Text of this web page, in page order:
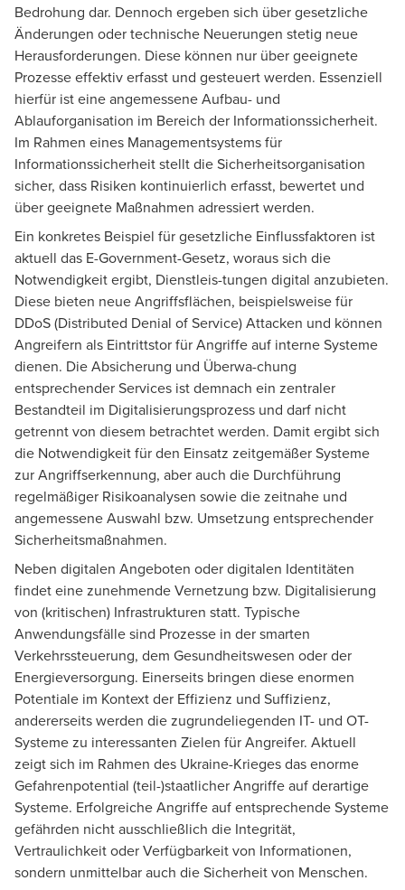
Bedrohung dar. Dennoch ergeben sich über gesetzliche
Änderungen oder technische Neuerungen stetig neue
Herausforderungen. Diese können nur über geeignete
Prozesse effektiv erfasst und gesteuert werden. Essenziell
hierfür ist eine angemessene Aufbau- und
Ablauforganisation im Bereich der Informationssicherheit.
Im Rahmen eines Managementsystems für
Informationssicherheit stellt die Sicherheitsorganisation
sicher, dass Risiken kontinuierlich erfasst, bewertet und
über geeignete Maßnahmen adressiert werden.
Ein konkretes Beispiel für gesetzliche Einflussfaktoren ist
aktuell das E-Government-Gesetz, woraus sich die
Notwendigkeit ergibt, Dienstleis-tungen digital anzubieten.
Diese bieten neue Angriffsflächen, beispielsweise für
DDoS (Distributed Denial of Service) Attacken und können
Angreifern als Eintrittstor für Angriffe auf interne Systeme
dienen. Die Absicherung und Überwa-chung
entsprechender Services ist demnach ein zentraler
Bestandteil im Digitalisierungsprozess und darf nicht
getrennt von diesem betrachtet werden. Damit ergibt sich
die Notwendigkeit für den Einsatz zeitgemäßer Systeme
zur Angriffserkennung, aber auch die Durchführung
regelmäßiger Risikoanalysen sowie die zeitnahe und
angemessene Auswahl bzw. Umsetzung entsprechender
Sicherheitsmaßnahmen.
Neben digitalen Angeboten oder digitalen Identitäten
findet eine zunehmende Vernetzung bzw. Digitalisierung
von (kritischen) Infrastrukturen statt. Typische
Anwendungsfälle sind Prozesse in der smarten
Verkehrssteuerung, dem Gesundheitswesen oder der
Energieversorgung. Einerseits bringen diese enormen
Potentiale im Kontext der Effizienz und Suffizienz,
andererseits werden die zugrundeliegenden IT- und OT-
Systeme zu interessanten Zielen für Angreifer. Aktuell
zeigt sich im Rahmen des Ukraine-Krieges das enorme
Gefahrenpotential (teil-)staatlicher Angriffe auf derartige
Systeme. Erfolgreiche Angriffe auf entsprechende Systeme
gefährden nicht ausschließlich die Integrität,
Vertraulichkeit oder Verfügbarkeit von Informationen,
sondern unmittelbar auch die Sicherheit von Menschen.